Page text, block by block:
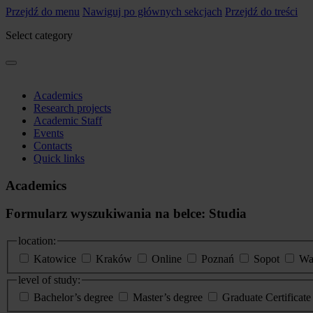
Przejdź do menu Nawiguj po głównych sekcjach Przejdź do treści
Select category
Academics
Research projects
Academic Staff
Events
Contacts
Quick links
Academics
Formularz wyszukiwania na belce: Studia
location:
Katowice
Kraków Online Poznań Sopot
level of study:
Bachelor’s degree
Master’s degree
Graduate